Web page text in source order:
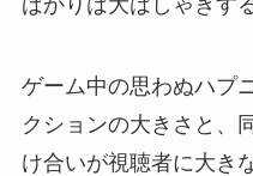
ゲーム中の思わぬハプ
クションの大きさと、
け合いが視聴者に大き